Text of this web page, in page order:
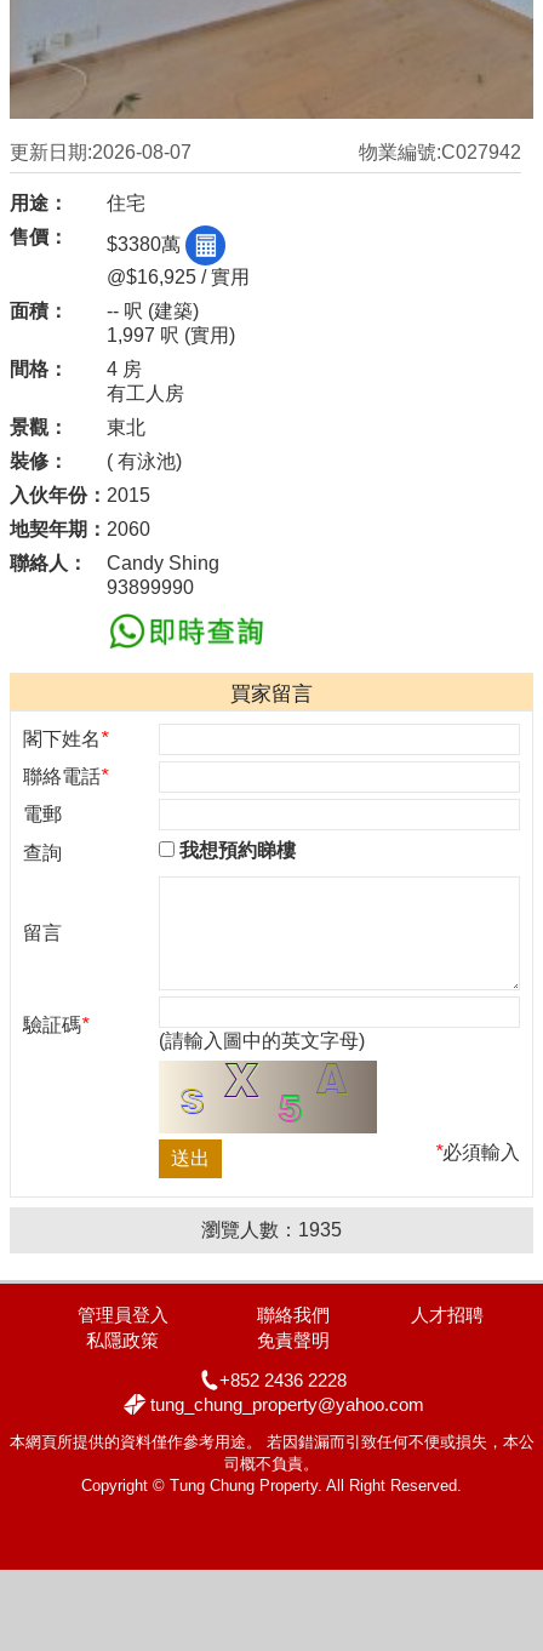
更新日期:2026-08-07 物業編號:C027942
用途：
住宅
售價：
$3380萬
@$16,925 / 實用
面積：
-- 呎 (建築)
1,997 呎 (實用)
間格：
4 房
有工人房
景觀：
東北
裝修：
( 有泳池)
入伙年份： 2015
地契年期： 2060
聯絡人：
Candy Shing
93899990
買家留言
閣下姓名*
聯絡電話*
電郵
查詢
我想預約睇樓
留言
驗証碼*
(請輸入圖中的英文字母)
*必須輸入
瀏覽人數： 1935
管理員登入 聯絡我們
人才招聘
私隱政策
免責聲明
+852 2436 2228
tung_chung_property@yahoo.com
本網頁所提供的資料僅作參考用途。 若因錯漏而引致任何不便或損失，本公
司概不負責。
Copyright © Tung Chung Property. All Right Reserved.